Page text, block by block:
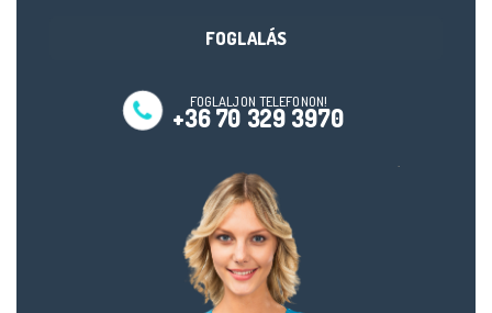
FOGLALÁS
FOGLALJON TELEFONON!
+36 70 329 3970